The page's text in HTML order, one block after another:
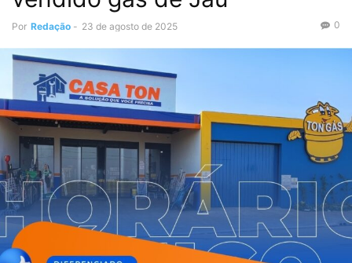
Por Redação - 23 de agosto de 2025 0